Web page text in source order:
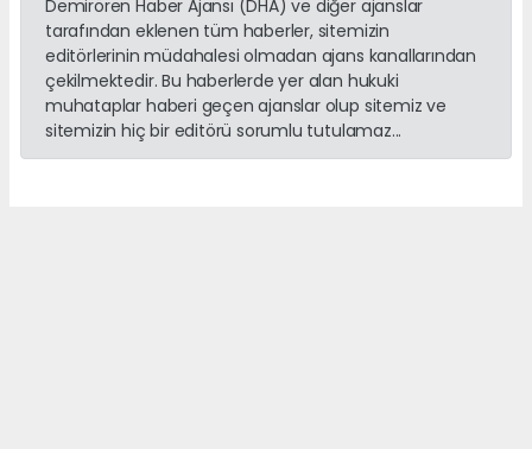
Demirören Haber Ajansı (DHA) ve diğer ajanslar
tarafından eklenen tüm haberler, sitemizin
editörlerinin müdahalesi olmadan ajans kanallarından
çekilmektedir. Bu haberlerde yer alan hukuki
muhataplar haberi geçen ajanslar olup sitemiz ve
sitemizin hiç bir editörü sorumlu tutulamaz...